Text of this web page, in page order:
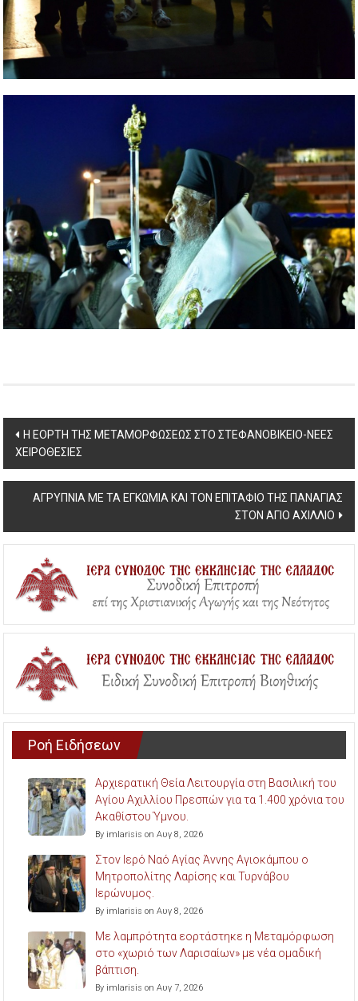
Post
navigation
Η ΕΟΡΤΗ ΤΗΣ ΜΕΤΑΜΟΡΦΩΣΕΩΣ ΣΤΟ ΣΤΕΦΑΝΟΒΙΚΕΙΟ-ΝΕΕΣ
ΧΕΙΡΟΘΕΣΙΕΣ
ΑΓΡΥΠΝΙΑ ΜΕ ΤΑ ΕΓΚΩΜΙΑ ΚΑΙ ΤΟΝ ΕΠΙΤΑΦΙΟ ΤΗΣ ΠΑΝΑΓΙΑΣ
ΣΤΟΝ ΑΓΙΟ ΑΧΙΛΛΙΟ
Ροή Ειδήσεων
Αρχιερατική Θεία Λειτουργία στη Βασιλική του
Αγίου Αχιλλίου Πρεσπών για τα 1.400 χρόνια του
Ακαθίστου Ύμνου.
By imlarisis on Αυγ 8, 2026
Στον Ιερό Ναό Αγίας Άννης Αγιοκάμπου ο
Μητροπολίτης Λαρίσης και Τυρνάβου
Ιερώνυμος.
By imlarisis on Αυγ 8, 2026
Με λαμπρότητα εορτάστηκε η Μεταμόρφωση
στο «χωριό των Λαρισαίων» με νέα ομαδική
βάπτιση.
By imlarisis on Αυγ 7, 2026